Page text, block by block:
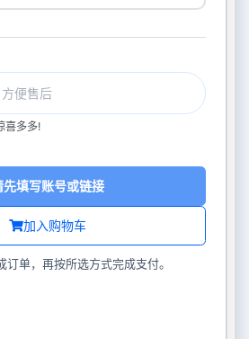
喜多多!
加入购物车
先填写账号或链接
订单，再按所选方式完成支付。